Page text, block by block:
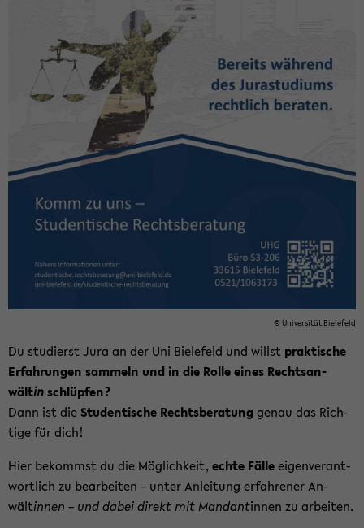
© Uni­ver­si­tät Bie­le­feld
Du stu­dierst Jura an der Uni Bie­le­feld und willst prak­ti­sche
Er­fah­run­gen sam­meln und in die Rolle eines Rechts­an­
wältinschlüp­fen?
Dann ist dieStu­den­ti­sche Rechts­be­ra­tunggenau das Rich­
ti­ge für dich!
Hier be­kommst du die Mög­lich­keit,echte Fälleei­gen­ver­ant­
wort­lich zu be­ar­bei­ten – unter An­lei­tung er­fah­re­ner An­
wältinnen – und dabei di­rekt mit Man­dantinnen zu ar­bei­ten.